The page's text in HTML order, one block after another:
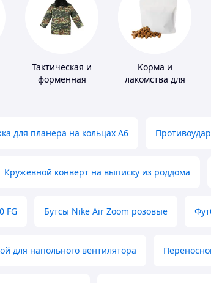
Тактическая и
форменная
Корма и
лакомства для
для планера на кольцах А6
Кружевной конверт на выписку из роддома
FG Бутсы Nike Air Zoom розовые
для напольного вентилятора